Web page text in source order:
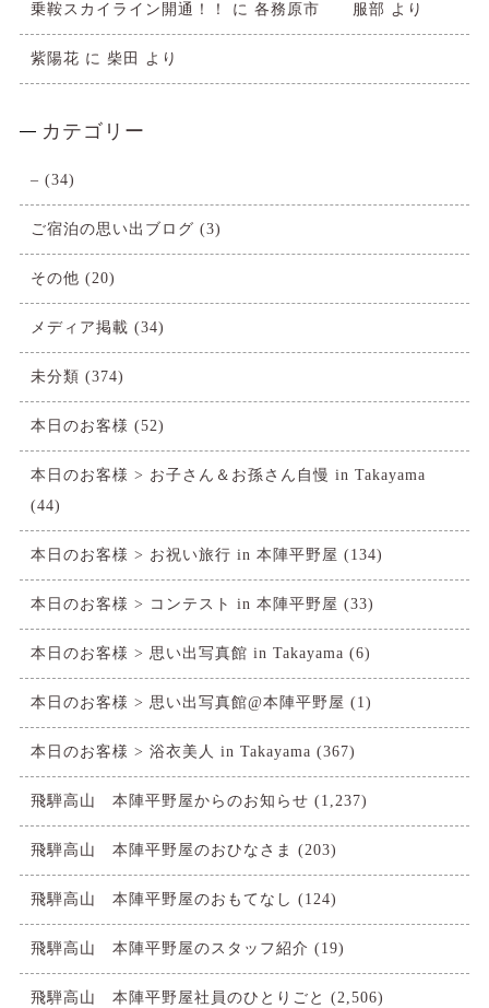
乗鞍スカイライン開通！！ に 各務原市 服部 より
紫陽花 に 柴田 より
カテゴリー
– (34)
ご宿泊の思い出ブログ (3)
その他 (20)
メディア掲載 (34)
未分類 (374)
本日のお客様 (52)
本日のお客様 > お子さん＆お孫さん自慢 in Takayama
(44)
本日のお客様 > お祝い旅行 in 本陣平野屋 (134)
本日のお客様 > コンテスト in 本陣平野屋 (33)
本日のお客様 > 思い出写真館 in Takayama (6)
本日のお客様 > 思い出写真館@本陣平野屋 (1)
本日のお客様 > 浴衣美人 in Takayama (367)
飛騨高山 本陣平野屋からのお知らせ (1,237)
飛騨高山 本陣平野屋のおひなさま (203)
飛騨高山 本陣平野屋のおもてなし (124)
飛騨高山 本陣平野屋のスタッフ紹介 (19)
飛騨高山 本陣平野屋社員のひとりごと (2,506)